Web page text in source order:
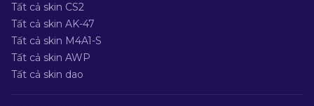
Tất cả skin CS2
Tất cả skin AK-47
Tất cả skin M4A1-S
Tất cả skin AWP
Tất cả skin dao